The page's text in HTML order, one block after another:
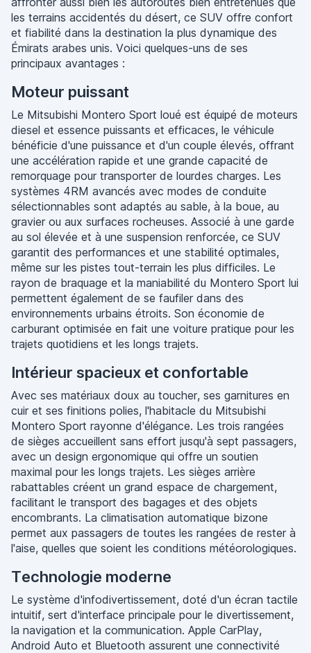
les terrains accidentés du désert, ce SUV offre confort
et fiabilité dans la destination la plus dynamique des
Émirats arabes unis. Voici quelques-uns de ses
principaux avantages :
Moteur puissant
Le Mitsubishi Montero Sport loué est équipé de moteurs
diesel et essence puissants et efficaces, le véhicule
bénéficie d'une puissance et d'un couple élevés, offrant
une accélération rapide et une grande capacité de
remorquage pour transporter de lourdes charges. Les
systèmes 4RM avancés avec modes de conduite
sélectionnables sont adaptés au sable, à la boue, au
gravier ou aux surfaces rocheuses. Associé à une garde
au sol élevée et à une suspension renforcée, ce SUV
garantit des performances et une stabilité optimales,
même sur les pistes tout-terrain les plus difficiles. Le
rayon de braquage et la maniabilité du Montero Sport lui
permettent également de se faufiler dans des
environnements urbains étroits. Son économie de
carburant optimisée en fait une voiture pratique pour les
trajets quotidiens et les longs trajets.
Intérieur spacieux et confortable
Avec ses matériaux doux au toucher, ses garnitures en
cuir et ses finitions polies, l'habitacle du Mitsubishi
Montero Sport rayonne d'élégance. Les trois rangées
de sièges accueillent sans effort jusqu'à sept passagers,
avec un design ergonomique qui offre un soutien
maximal pour les longs trajets. Les sièges arrière
rabattables créent un grand espace de chargement,
facilitant le transport des bagages et des objets
encombrants. La climatisation automatique bizone
permet aux passagers de toutes les rangées de rester à
l'aise, quelles que soient les conditions météorologiques.
Technologie moderne
Le système d'infodivertissement, doté d'un écran tactile
intuitif, sert d'interface principale pour le divertissement,
la navigation et la communication. Apple CarPlay,
Android Auto et Bluetooth assurent une connectivité